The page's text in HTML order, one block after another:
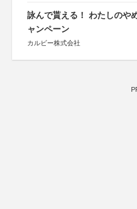
会、森林火災対策協会
詠んで貰える！ わたしのや
ャンペーン
カルビー株式会社